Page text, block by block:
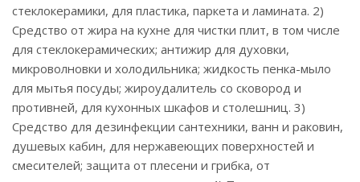
стеклокерамики, для пластика, паркета и ламината. 2)
Средство от жира на кухне для чистки плит, в том числе
для стеклокерамических; антижир для духовки,
микроволновки и холодильника; жидкость пенка-мыло
для мытья посуды; жироудалитель со сковород и
противней, для кухонных шкафов и столешниц. 3)
Средство для дезинфекции сантехники, ванн и раковин,
душевых кабин, для нержавеющих поверхностей и
смесителей; защита от плесени и грибка, от